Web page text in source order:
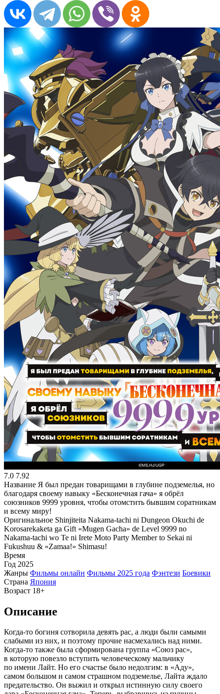
7.0 7.92
Название Я был предан товарищами в глубине подземелья, но
благодаря своему навыку «Бесконечная гача» я обрёл
союзников 9999 уровня, чтобы отомстить бывшим соратникам
и всему миру!
Оригинальное Shinjiteita Nakama-tachi ni Dungeon Okuchi de
Korosarekaketa ga Gift «Mugen Gacha» de Level 9999 no
Nakama-tachi wo Te ni Irete Moto Party Member to Sekai ni
Fukushuu & «Zamaa!» Shimasu!
Время
Год 2025
Жанры Фильмы онлайн Фильмы 2025 года Фэнтези Боевики
Страна Япония
Возраст 18+
Описание
Когда-то богиня сотворила девять рас, а люди были самыми
слабыми из них, и поэтому прочие насмехались над ними.
Когда-то также была сформирована группа «Союз рас»,
в которую повезло вступить человеческому мальчику
по имени Лайт. Но его счастье было недолгим: в «Аду»,
самом большом и самом страшном подземелье, Лайта ждало
предательство. Он выжил и открыл истинную силу своего